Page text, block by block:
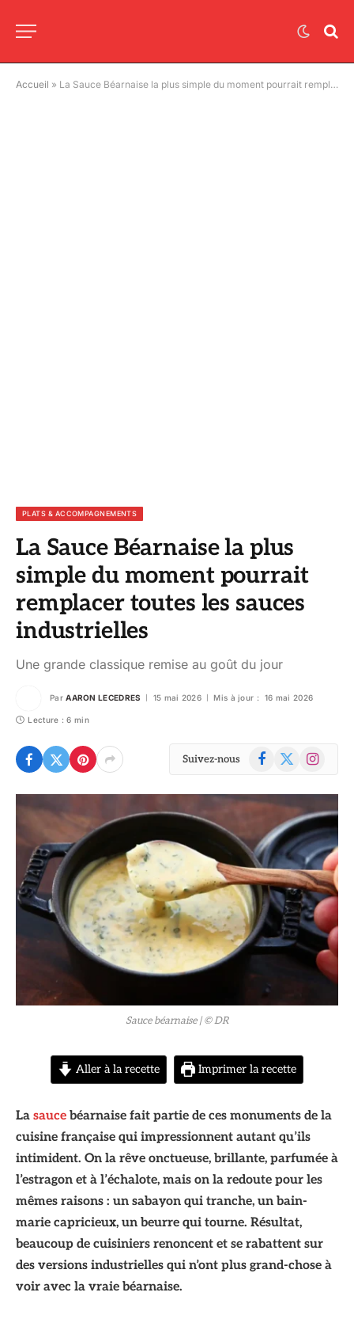
Accueil » La Sauce Béarnaise la plus simple du moment pourrait remplacer toutes les sauces industrielles
PLATS & ACCOMPAGNEMENTS
La Sauce Béarnaise la plus
simple du moment pourrait
remplacer toutes les sauces
industrielles
Une grande classique remise au goût du jour
Par AARON LECEDRES 15 mai 2026 Mis à jour : 16 mai 2026
Lecture : 6 min
Suivez-nous Facebook
X
Instagram
Sauce béarnaise | © DR
Aller à la recette Imprimer la recette
La sauce béarnaise fait partie de ces monuments de la
cuisine française qui impressionnent autant qu’ils
intimident. On la rêve onctueuse, brillante, parfumée à
l’estragon et à l’échalote, mais on la redoute pour les
mêmes raisons : un sabayon qui tranche, un bain-
marie capricieux, un beurre qui tourne. Résultat,
beaucoup de cuisiniers renoncent et se rabattent sur
des versions industrielles qui n’ont plus grand-chose à
voir avec la vraie béarnaise.